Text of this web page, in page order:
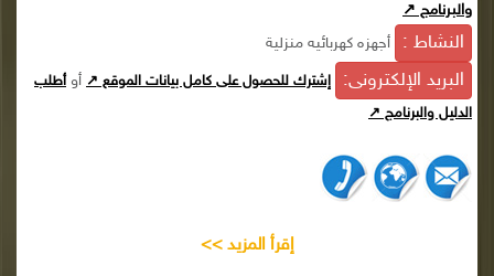
والبرنامج ↗
النشاط : أجهزه كهربائيه منزلية
البريد الإلكترونى: إشترك للحصول على كامل بيانات الموقع ↗ أوأطلب
الدليل والبرنامج ↗
إقرأ المزيد >>